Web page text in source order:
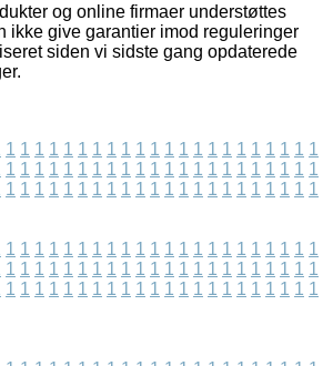
og online firmaer understøttes
ikke give garantier imod reguleringer
siden vi sidste gang opdaterede
1 1 1 1 1 1 1 1 1 1 1 1 1 1 1 1 1 1 1 1 1 1
1 1 1 1 1 1 1 1 1 1 1 1 1 1 1 1 1 1 1 1 1 1
1 1 1 1 1 1 1 1 1 1 1 1 1 1 1 1 1 1 1 1 1 1
1 1 1 1 1 1 1 1 1 1 1 1 1 1 1 1 1 1 1 1 1 1
1 1 1 1 1 1 1 1 1 1 1 1 1 1 1 1 1 1 1 1 1 1
1 1 1 1 1 1 1 1 1 1 1 1 1 1 1 1 1 1 1 1 1 1